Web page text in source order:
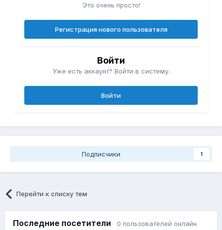
Это очень просто!
Регистрация нового пользователя
Войти
Уже есть аккаунт? Войти в систему.
Войти
Подписчики 1
Перейти к списку тем
Последние посетители 0 пользователей онлайн